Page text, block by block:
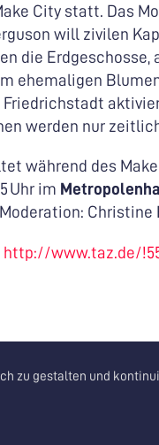
zu gestalten und
City statt. Das
will zivilen
die
ehemaligen
werden nur
während des
Uhr im
Christine
http://www.taz.de/